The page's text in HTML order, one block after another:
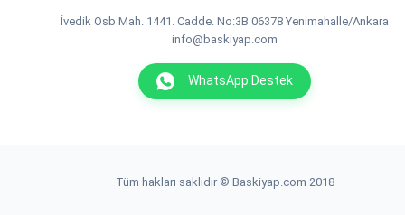
İvedik Osb Mah. 1441. Cadde. No:3B 06378 Yenimahalle/Ankara
info@baskiyap.com
WhatsApp Destek
Tüm hakları saklıdır © Baskiyap.com 2018